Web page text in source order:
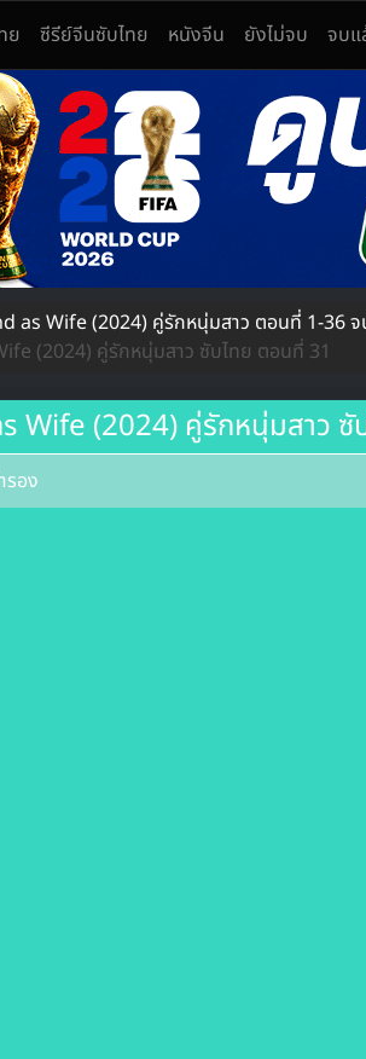
ย ซีรีย์จีนซับไทย หนังจีน ยังไม่จบ จบแ
ดนมังกร หลากหลายเรื่องให้ดูฟรี
Seriesจีน ซับไทย ย้อนยุค แดนมังกร ซีรีส์ก
as Wife (2024) คู่รักหนุ่มสาว ตอนที่ 1-36 จ
(2024) คู่รักหนุ่มสาว ซับไทย ตอนที่ 31
Wife (2024) คู่รักหนุ่มสาว ซั
รอง